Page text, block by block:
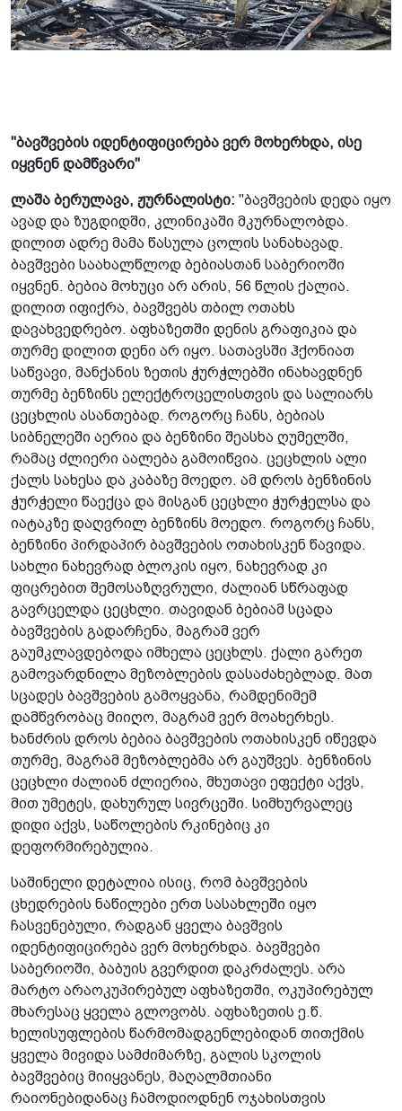
"ბავშვების იდენტიფიცირება ვერ მოხერხდა, ისე
იყვნენ დამწვარი"
ლაშა ბერულავა, ჟურნალისტი: "ბავშვების დედა იყო
ავად და ზუგდიდში, კლინიკაში მკურნალობდა.
დილით ადრე მამა წასულა ცოლის სანახავად.
ბავშვები საახალწლოდ ბებიასთან საბერიოში
იყვნენ. ბებია მოხუცი არ არის, 56 წლის ქალია.
დილით იფიქრა, ბავშვებს თბილ ოთახს
დავახვედრებო. აფხაზეთში დენის გრაფიკია და
თურმე დილით დენი არ იყო. სათავსში ჰქონიათ
საწვავი, მანქანის ზეთის ჭურჭლებში ინახავდნენ
თურმე ბენზინს ელექტროცელისთვის და სალიარს
ცეცხლის ასანთებად. როგორც ჩანს, ბებიას
სიბნელეში აერია და ბენზინი შეასხა ღუმელში,
რამაც ძლიერი აალება გამოიწვია. ცეცხლის ალი
ქალს სახესა და კაბაზე მოედო. ამ დროს ბენზინის
ჭურჭელი წაექცა და მისგან ცეცხლი ჭურჭელსა და
იატაკზე დაღვრილ ბენზინს მოედო. როგორც ჩანს,
ბენზინი პირდაპირ ბავშვების ოთახისკენ წავიდა.
სახლი ნახევრად ბლოკის იყო, ნახევრად კი
ფიცრებით შემოსაზღვრული, ძალიან სწრაფად
გავრცელდა ცეცხლი. თავიდან ბებიამ სცადა
ბავშვების გადარჩენა, მაგრამ ვერ
გაუმკლავდებოდა იმხელა ცეცხლს. ქალი გარეთ
გამოვარდნილა მეზობლების დასაძახებლად. მათ
სცადეს ბავშვების გამოყვანა, რამდენიმემ
დამწვრობაც მიიღო, მაგრამ ვერ მოახერხეს.
ხანძრის დროს ბებია ბავშვების ოთახისკენ იწევდა
თურმე, მაგრამ მეზობლებმა არ გაუშვეს. ბენზინის
ცეცხლი ძალიან ძლიერია, მხუთავი ეფექტი აქვს,
მით უმეტეს, დახურულ სივრცეში. სიმხურვალეც
დიდი აქვს, საწოლების რკინებიც კი
დეფორმირებულია.
საშინელი დეტალია ისიც, რომ ბავშვების
ცხედრების ნაწილები ერთ სასახლეში იყო
ჩასვენებული, რადგან ყველა ბავშვის
იდენტიფიცირება ვერ მოხერხდა. ბავშვები
საბერიოში, ბაბუის გვერდით დაკრძალეს. არა
მარტო არაოკუპირებულ აფხაზეთში, ოკუპირებულ
მხარესაც ყველა გლოვობს. აფხაზეთის ე.წ.
ხელისუფლების წარმომადგენლებიდან თითქმის
ყველა მივიდა სამძიმარზე, გალის სკოლის
ბავშვებიც მიიყვანეს, მაღალმთიანი
რაიონებიდანაც ჩამოდიოდნენ ოჯახისთვის